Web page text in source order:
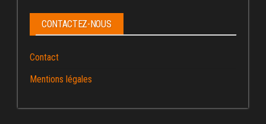
CONTACTEZ-NOUS
Contact
Mentions légales